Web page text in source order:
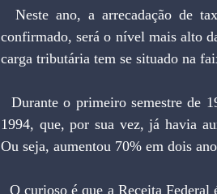
confirmado, será o nível mais alto
carga tributária tem se situado na
1994, que, por sua vez, já havia
Ou seja, aumentou 70% em dois